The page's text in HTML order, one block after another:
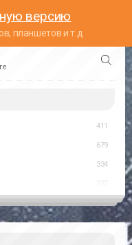
версию
планшетов и т.д
411
679
334